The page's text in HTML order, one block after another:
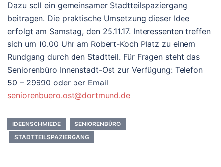
Dazu soll ein gemeinsamer Stadtteilspaziergang
beitragen. Die praktische Umsetzung dieser Idee
erfolgt am Samstag, den 25.11.17. Interessenten treffen
sich um 10.00 Uhr am Robert-Koch Platz zu einem
Rundgang durch den Stadtteil. Für Fragen steht das
Seniorenbüro Innenstadt-Ost zur Verfügung: Telefon
50 – 29690 oder per Email
seniorenbuero.ost@dortmund.de
IDEENSCHMIEDE
SENIORENBÜRO
STADTTEILSPAZIERGANG